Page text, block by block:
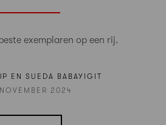
exemplaren op een rij.
EN SUEDA BABAYIGIT
2024